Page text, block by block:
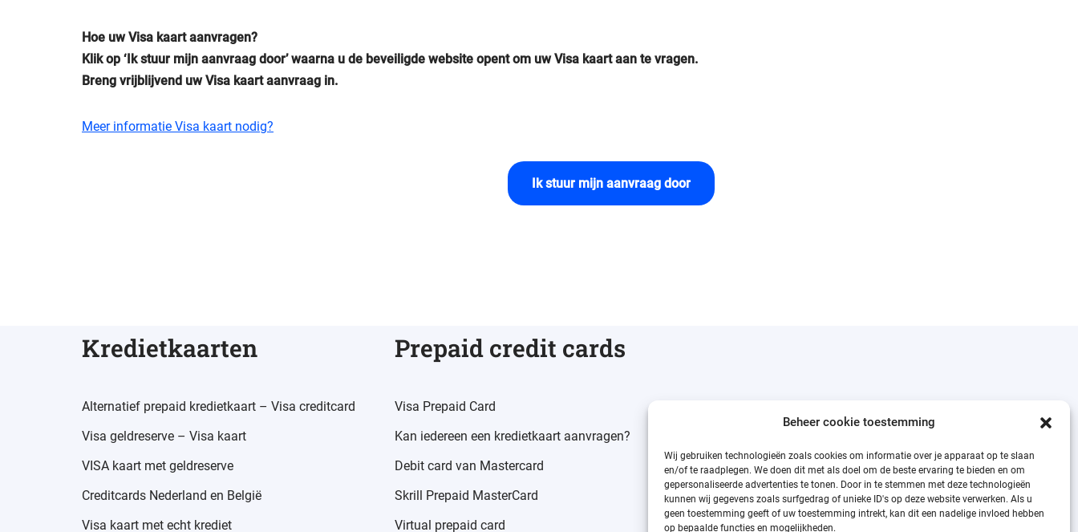
Beheer cookie toestemming
Wij gebruiken technologieën zoals cookies om informatie over je apparaat op te slaan
en/of te raadplegen. We doen dit met als doel om de beste ervaring te bieden en om
gepersonaliseerde advertenties te tonen. Door in te stemmen met deze technologieën
kunnen wij gegevens zoals surfgedrag of unieke ID's op deze website verwerken. Als u
geen toestemming geeft of uw toestemming intrekt, kan dit een nadelige invloed hebben
op bepaalde functies en mogelijkheden.
Hoe uw Visa kaart aanvragen?
Klik op ‘Ik stuur mijn aanvraag door’ waarna u de beveiligde website opent om uw Visa kaart aan te vragen.
Breng vrijblijvend uw Visa kaart aanvraag in.
Meer informatie Visa kaart nodig?
Ik stuur mijn aanvraag door
Kredietkaarten
Alternatief prepaid kredietkaart – Visa creditcard
Visa geldreserve – Visa kaart
VISA kaart met geldreserve
Creditcards Nederland en België
Visa kaart met echt krediet
Prepaid credit cards
Visa Prepaid Card
Kan iedereen een kredietkaart aanvragen?
Debit card van Mastercard
Skrill Prepaid MasterCard
Virtual prepaid card